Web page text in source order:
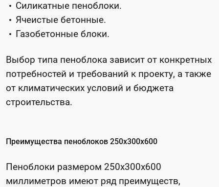
Силикатные пеноблоки.
Ячеистые бетонные.
Газобетонные блоки.
Выбор типа пеноблока зависит от конкретных
потребностей и требований к проекту, а также
от климатических условий и бюджета
строительства.
Преимущества пеноблоков 250x300x600
Пеноблоки размером 250x300x600
миллиметров имеют ряд преимуществ,